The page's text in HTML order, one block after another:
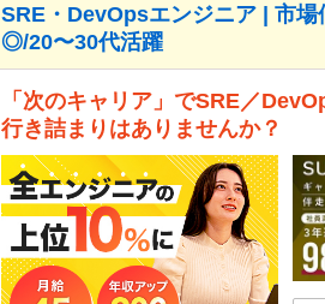
SRE・DevOpsエンジニア | 市
◎/20〜30代活躍
「次のキャリア」でSRE／
行き詰まりはありませんか？